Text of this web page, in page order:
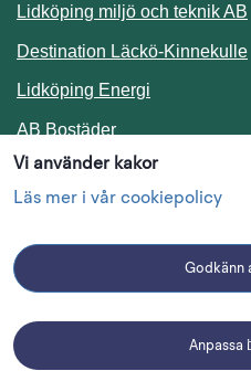
Vi använder kakor
Läs mer i vår cookiepolicy
Godkänn
Anpassa
Lidköping miljö och teknik AB
Destination Läckö-Kinnekulle
Lidköping Energi
AB BostäderLänk till annan
Följ oss i sociala medier
Linkedin